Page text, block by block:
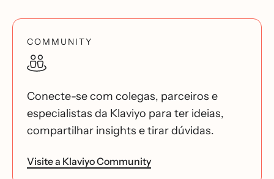
COMMUNITY
Conecte-se com colegas, parceiros e
especialistas da Klaviyo para ter ideias,
compartilhar insights e tirar dúvidas.
Visite a Klaviyo Community